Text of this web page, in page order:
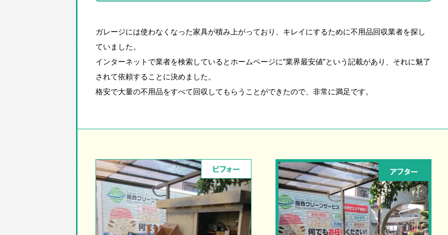
ガレージには使わなくなった家具が積み上がっており、キレイにするために不用品回収業者を探し
ていました。
インターネットで業者を検索しているとホームページに”業界最安値”という記載があり、それに魅了
されて依頼することに決めました。
格安で大量の不用品をすべて回収してもらうことができたので、非常に満足です。
ビフォー アフター